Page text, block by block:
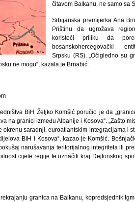
čitavom Balkanu, ne samo sa
Srbijanska premijerka Ana
Prištinu da ugrožava
koristeći priliku da
bosanskohercegovački
Srpsku (RS). „Očigledno su
ne mogu“, kazala je Brnabić.
BiH Željko Komšić poručio je da
na granici između Albanije i Kosova“. „Zašto
saradnji, euroatlantskim integracijama i
BiH i Kosova“, kazao je Komšić.
narušavanja teritorijalnog integriteta ili
cijele regije te označiti kraj Dejtonskog
granica na Balkanu, kopredsjednik